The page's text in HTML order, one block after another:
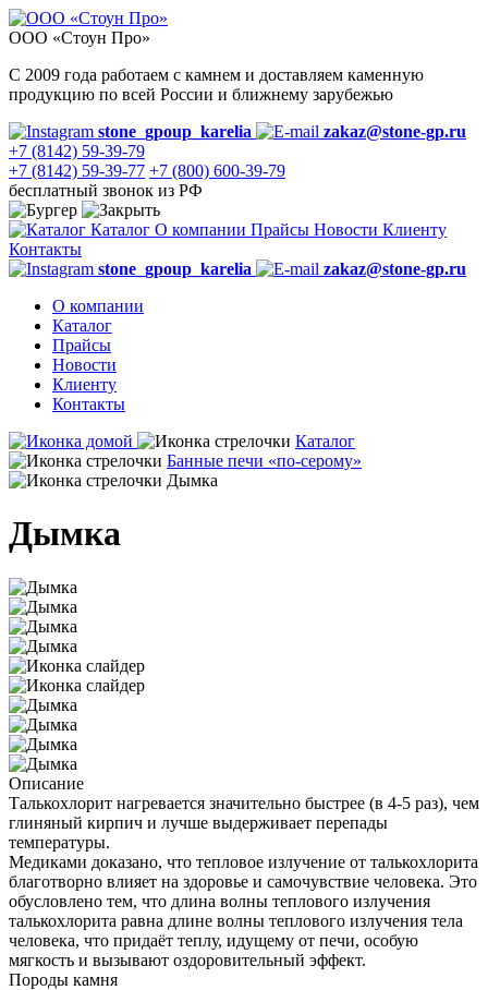
ООО «Стоун Про»
С 2009 года работаем с камнем и доставляем каменную
продукцию по всей России и ближнему зарубежью
stone_gpoup_karelia
zakaz@stone-gp.ru
+7 (8142) 59-39-79
+7 (8142) 59-39-77 +7 (800) 600-39-79
бесплатный звонок из РФ
Каталог О компании Прайсы Новости Клиенту
Контакты
stone_gpoup_karelia
zakaz@stone-gp.ru
О компании
Каталог
Прайсы
Новости
Клиенту
Контакты
Каталог
Банные печи «по-серому»
Дымка
Дымка
Описание
Талькохлорит нагревается значительно быстрее (в 4-5 раз), чем
глиняный кирпич и лучше выдерживает перепады
температуры.
Медиками доказано, что тепловое излучение от талькохлорита
благотворно влияет на здоровье и самочувствие человека. Это
обусловлено тем, что длина волны теплового излучения
талькохлорита равна длине волны теплового излучения тела
человека, что придаёт теплу, идущему от печи, особую
мягкость и вызывают оздоровительный эффект.
Породы камня